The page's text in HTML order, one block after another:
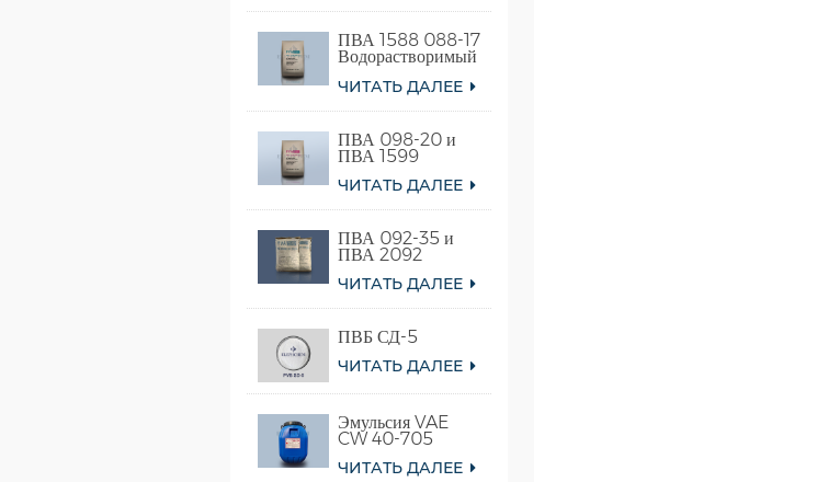
ПВА 1588 088-17
Водорастворимый
поливиниловый
спирт
ЧИТАТЬ ДАЛЕЕ
ПВА 098-20 и
ПВА 1599
ЧИТАТЬ ДАЛЕЕ
ПВА 092-35 и
ПВА 2092
ЧИТАТЬ ДАЛЕЕ
ПВБ СД-5
ЧИТАТЬ ДАЛЕЕ
Эмульсия VAE
CW 40-705
ЧИТАТЬ ДАЛЕЕ